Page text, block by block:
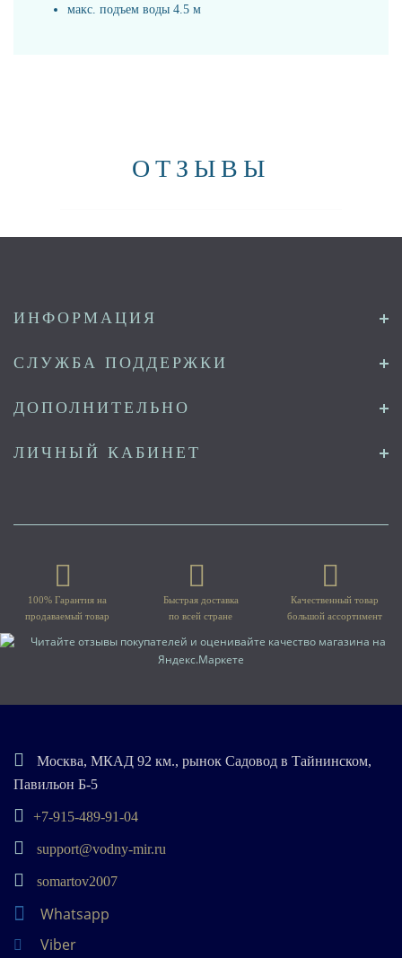
макс. подъем воды 4.5 м
ОТЗЫВЫ
ИНФОРМАЦИЯ
СЛУЖБА ПОДДЕРЖКИ
ДОПОЛНИТЕЛЬНО
ЛИЧНЫЙ КАБИНЕТ
100% Гарантия на
продаваемый товар
Быстрая доставка
по всей стране
Качественный товар
большой ассортимент
Москва, МКАД 92 км., рынок Садовод в Тайнинском,
Павильон Б-5
+7-915-489-91-04
support@vodny-mir.ru
somartov2007
Whatsapp
Viber